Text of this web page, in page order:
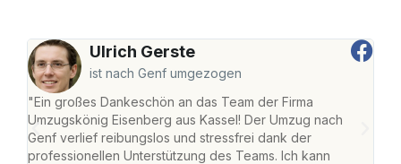
Ulrich Gerste
ist nach Genf umgezogen
"Ein großes Dankeschön an das Team der Firma
Umzugskönig Eisenberg aus Kassel! Der Umzug nach
Genf verlief reibungslos und stressfrei dank der
professionellen Unterstützung des Teams. Ich kann